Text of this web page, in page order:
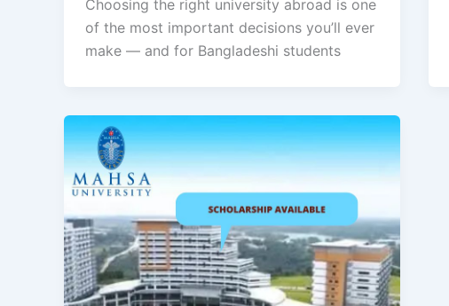
Choosing the right university abroad is one
of the most important decisions you’ll ever
make — and for Bangladeshi students